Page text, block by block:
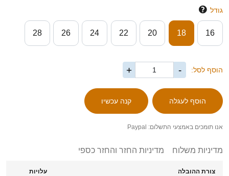
גודל
16
18
20
22
24
26
28
הוסף לסל: -
+
אנו תומכים באמצעי התשלום: Paypal
מדיניות משלוח מדיניות החזר והחזר כספי
צורת ההובלה עלויות